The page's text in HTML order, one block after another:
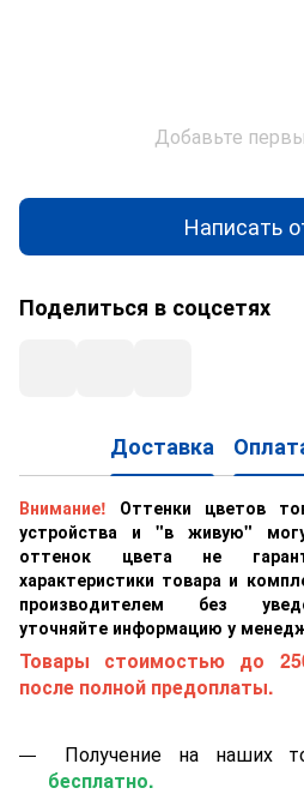
Добавьте
Написать
Поделиться в соцсетях
Доставка
Внимание!
Оттенки цветов
устройства и "в живую"
оттенок цвета не
характеристики товара и
производителем без
уточняйте информацию у
Товары стоимостью до
после полной предоплаты.
Получение на наших
бесплатно.